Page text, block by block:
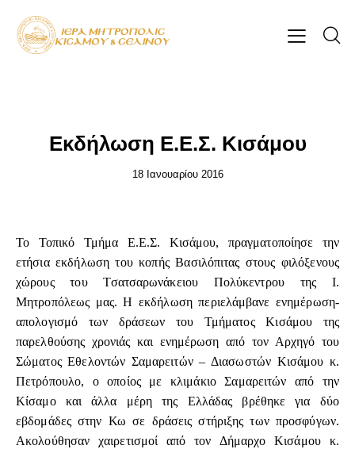
Εκδήλωση Ε.Ε.Σ. Κισάμου
18 Ιανουαρίου 2016
Το Τοπικό Τμήμα Ε.Ε.Σ. Κισάμου, πραγματοποίησε την
ετήσια εκδήλωση του κοπής Βασιλόπιτας στους φιλόξενους
χώρους του Τσατσαρωνάκειου Πολύκεντρου της Ι.
Μητροπόλεως μας. Η εκδήλωση περιελάμβανε ενημέρωση-
απολογισμό των δράσεων του Τμήματος Κισάμου της
παρελθούσης χρονιάς και ενημέρωση από τον Αρχηγό του
Σώματος Εθελοντών Σαμαρειτών – Διασωστών Κισάμου κ.
Πετρόπουλο, ο οποίος με κλιμάκιο Σαμαρειτών από την
Κίσαμο και άλλα μέρη της Ελλάδας βρέθηκε για δύο
εβδομάδες στην Κω σε δράσεις στήριξης των προσφύγων.
Ακολούθησαν χαιρετισμοί από τον Δήμαρχο Κισάμου κ.